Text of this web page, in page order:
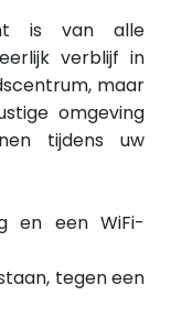
is van alle
verblijf in
maar
omgeving
tijdens uw
en een WiFi-
tegen een